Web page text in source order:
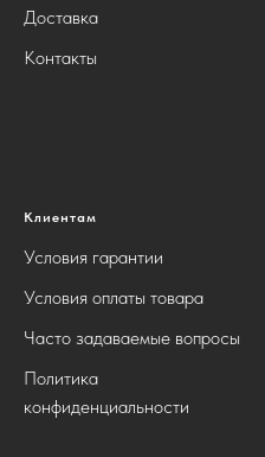
Доставка
Контакты
Клиентам
Условия гарантии
Условия оплаты товара
Часто задаваемые вопросы
Политика
конфиденциальности